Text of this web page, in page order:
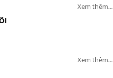
Xem thêm...
Xem thêm...